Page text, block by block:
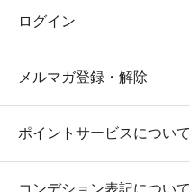
ログイン
メルマガ登録・解除
ポイントサービスについて